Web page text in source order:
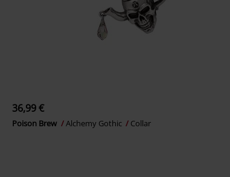
36,99 €
Poison Brew Alchemy Gothic Collar